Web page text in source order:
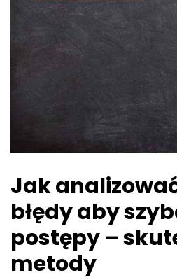
Jak
błędy aby
postępy –
metody